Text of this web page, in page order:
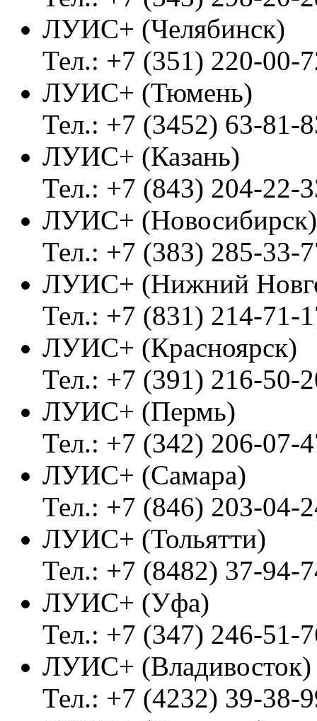
ЛУИС+ (Челябинск)
Тел.: +7 (351) 220-00-
ЛУИС+ (Тюмень)
Тел.: +7 (3452) 63-81-
ЛУИС+ (Казань)
Тел.: +7 (843) 204-22-
ЛУИС+ (Новосибирск)
Тел.: +7 (383) 285-33-
ЛУИС+ (Нижний
Тел.: +7 (831) 214-71-
ЛУИС+ (Красноярск)
Тел.: +7 (391) 216-50-
ЛУИС+ (Пермь)
Тел.: +7 (342) 206-07-
ЛУИС+ (Самара)
Тел.: +7 (846) 203-04-
ЛУИС+ (Тольятти)
Тел.: +7 (8482) 37-94-
ЛУИС+ (Уфа)
Тел.: +7 (347) 246-51-
ЛУИС+
Тел.: +7 (4232) 39-38-